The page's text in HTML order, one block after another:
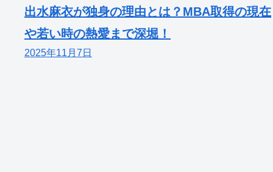
出水麻衣が独身の理由とは？MBA取得の現在
や若い時の熱愛まで深堀！
2025年11月7日